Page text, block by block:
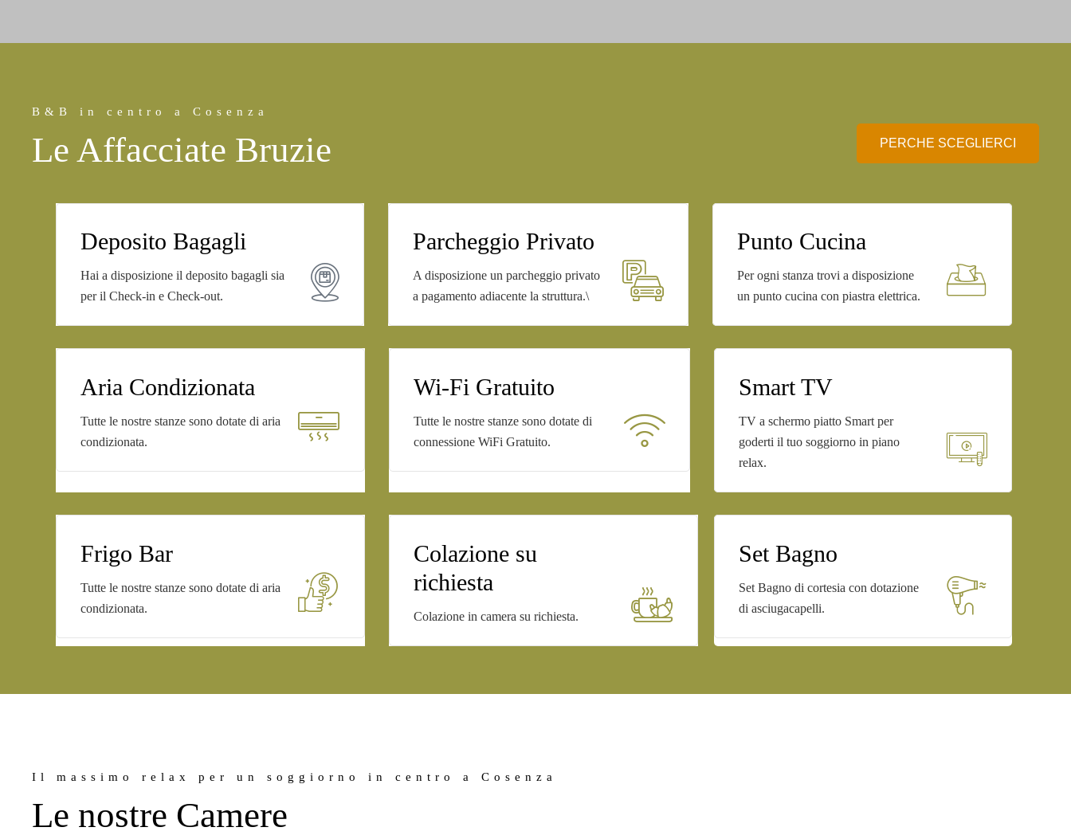
B&B in centro a Cosenza
Le Affacciate Bruzie PERCHE SCEGLIERCI
Deposito Bagagli
Hai a disposizione il deposito bagagli sia
per il Check-in e Check-out.
Parcheggio Privato
A disposizione un parcheggio privato
a pagamento adiacente la struttura.\
Punto Cucina
Per ogni stanza trovi a disposizione
un punto cucina con piastra elettrica.
Aria Condizionata
Tutte le nostre stanze sono dotate di aria
condizionata.
Wi-Fi Gratuito
Tutte le nostre stanze sono dotate di
connessione WiFi Gratuito.
Smart TV
TV a schermo piatto Smart per
goderti il tuo soggiorno in piano
relax.
Frigo Bar
Tutte le nostre stanze sono dotate di aria
condizionata.
Colazione su
richiesta
Colazione in camera su richiesta.
Set Bagno
Set Bagno di cortesia con dotazione
di asciugacapelli.
Il massimo relax per un soggiorno in centro a Cosenza
Le nostre Camere